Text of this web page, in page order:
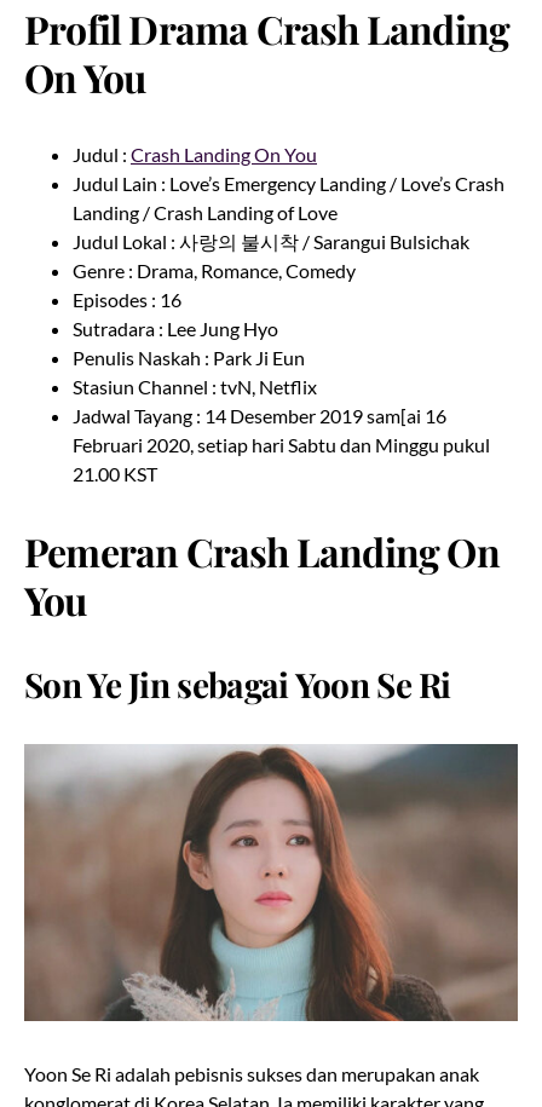
Profil Drama Crash Landing
On You
Judul : Crash Landing On You
Judul Lain : Love’s Emergency Landing / Love’s Crash
Landing / Crash Landing of Love
Judul Lokal : 사랑의 불시착 / Sarangui Bulsichak
Genre : Drama, Romance, Comedy
Episodes : 16
Sutradara : Lee Jung Hyo
Penulis Naskah : Park Ji Eun
Stasiun Channel : tvN, Netflix
Jadwal Tayang : 14 Desember 2019 sam[ai 16
Februari 2020, setiap hari Sabtu dan Minggu pukul
21.00 KST
Pemeran Crash Landing On
You
Son Ye Jin sebagai Yoon Se Ri
Yoon Se Ri adalah pebisnis sukses dan merupakan anak